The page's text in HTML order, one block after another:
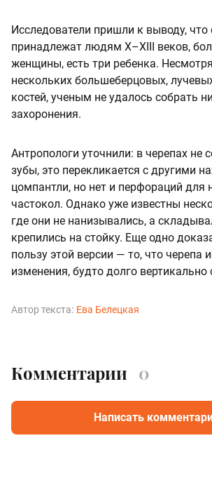
Исследователи пришли к выводу, что
принадлежат людям X–XIII веков,
женщины, есть три ребенка.
нескольких большеберцовых,
костей, ученым не удалось собрать
захоронения.
Антропологи уточнили: в черепах не
зубы, это перекликается с другими
цомпантли, но нет и перфораций для
частокол. Однако уже известны
где они не нанизывались, а
крепились на стойку. Еще одно
пользу этой версии — то, что черепа
изменения, будто долго вертикально
Автор текста: Ева Белецкая
Комментарии 0
Написать